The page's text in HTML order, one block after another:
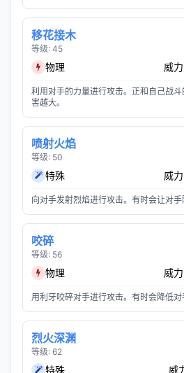
移花接木
等级: 45
物理 威
利用对手的力量进行攻击。正和自己战
害越大。
喷射火焰
等级: 50
特殊 威
向对手发射烈焰进行攻击。有时会让对手
咬碎
等级: 56
物理 威
用利牙咬碎对手进行攻击。有时会降低对
烈火深渊
等级: 62
特殊 威